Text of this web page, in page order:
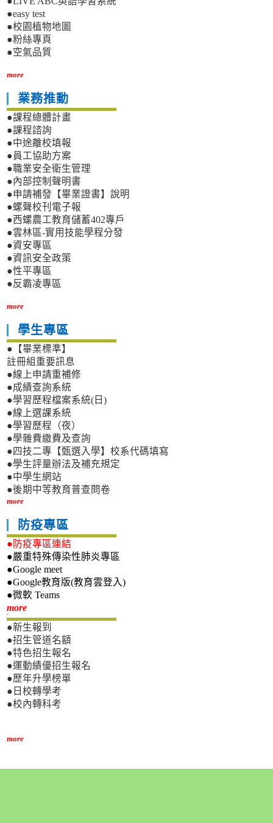
●easy test
●校園植物地圖
●粉絲專頁
●空氣品質
more
業務推動
●課程總體計畫
●課程諮詢
●中途離校填報
●員工協助方案
●職業安全衛生管理
●內部控制聲明書
●申請補發【畢業證書】說明
●螺聲校刊電子報
●西螺農工教育儲蓄402專戶
●雲林區-實用技能學程分發
●資安專區
●資訊安全政策
●性平專區
●反霸凌專區
more
學生專區
●【畢業標準】
註冊組重要訊息
●線上申請重補修
●成績查詢系統
●學習歷程檔案系統(日)
●線上選課系統
●學習歷程（夜）
●學雜費繳費及查詢
●四技二專【甄選入學】校系代碼填寫
●學生評量辦法及補充規定
●中學生網站
●後期中等教育普查問卷
more
防疫專區
●防疫專區連結
●嚴重特殊傳染性肺炎專區
●Google meet
●Google教育版(教育雲登入)
●微軟 Teams
more新生專區
●新生報到
●招生管道名額
●特色招生報名
●運動績優招生報名
●歷年升學榜單
●日校轉學考
●校內轉科考
more